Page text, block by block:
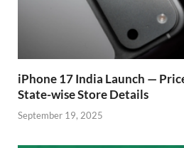
iPhone 17 India Launch —
State-wise Store Details
September 19, 2025